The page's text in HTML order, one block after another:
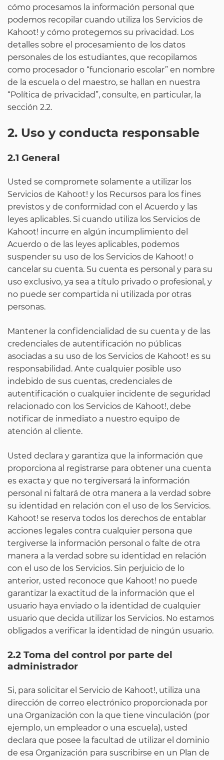
cómo procesamos la información personal que
podemos recopilar cuando utiliza los Servicios de
Kahoot! y cómo protegemos su privacidad. Los
detalles sobre el procesamiento de los datos
personales de los estudiantes, que recopilamos
como procesador o “funcionario escolar” en nombre
de la escuela o del maestro, se hallan en nuestra
“Política de privacidad”, consulte, en particular, la
sección 2.2.
2. Uso y conducta responsable
2.1 General
Usted se compromete solamente a utilizar los
Servicios de Kahoot! y los Recursos para los fines
previstos y de conformidad con el Acuerdo y las
leyes aplicables. Si cuando utiliza los Servicios de
Kahoot! incurre en algún incumplimiento del
Acuerdo o de las leyes aplicables, podemos
suspender su uso de los Servicios de Kahoot! o
cancelar su cuenta. Su cuenta es personal y para su
uso exclusivo, ya sea a título privado o profesional, y
no puede ser compartida ni utilizada por otras
personas.
Mantener la confidencialidad de su cuenta y de las
credenciales de autentificación no públicas
asociadas a su uso de los Servicios de Kahoot! es su
responsabilidad. Ante cualquier posible uso
indebido de sus cuentas, credenciales de
autentificación o cualquier incidente de seguridad
relacionado con los Servicios de Kahoot!, debe
notificar de inmediato a nuestro equipo de
atención al cliente.
Usted declara y garantiza que la información que
proporciona al registrarse para obtener una cuenta
es exacta y que no tergiversará la información
personal ni faltará de otra manera a la verdad sobre
su identidad en relación con el uso de los Servicios.
Kahoot! se reserva todos los derechos de entablar
acciones legales contra cualquier persona que
tergiverse la información personal o falte de otra
manera a la verdad sobre su identidad en relación
con el uso de los Servicios. Sin perjuicio de lo
anterior, usted reconoce que Kahoot! no puede
garantizar la exactitud de la información que el
usuario haya enviado o la identidad de cualquier
usuario que decida utilizar los Servicios. No estamos
obligados a verificar la identidad de ningún usuario.
2.2 Toma del control por parte del
administrador
Si, para solicitar el Servicio de Kahoot!, utiliza una
dirección de correo electrónico proporcionada por
una Organización con la que tiene vinculación (por
ejemplo, un empleador o una escuela), usted
declara que posee la facultad de utilizar el dominio
de esa Organización para suscribirse en un Plan de